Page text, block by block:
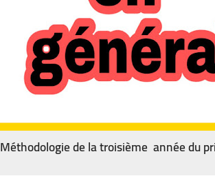
Méthodologie de la troisième année du